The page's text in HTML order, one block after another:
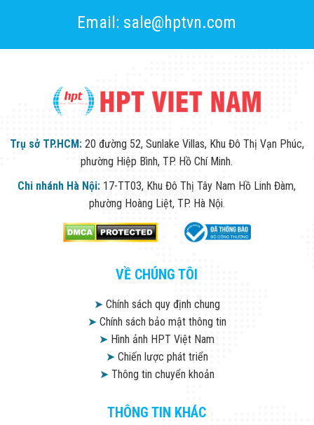
Email: sale@hptvn.com
Trụ sở TP.HCM: 20 đường 52, Sunlake Villas, Khu Đô Thị Vạn Phúc,
phường Hiệp Bình, TP. Hồ Chí Minh.
Chi nhánh Hà Nội: 17-TT03, Khu Đô Thị Tây Nam Hồ Linh Đàm,
phường Hoàng Liệt, TP. Hà Nội.
VỀ CHÚNG TÔI
➤Chính sách quy định chung
➤Chính sách bảo mật thông tin
➤ Hình ảnh HPT Việt Nam
➤Chiến lược phát triển
➤Thông tin chuyển khoản
THÔNG TIN KHÁC